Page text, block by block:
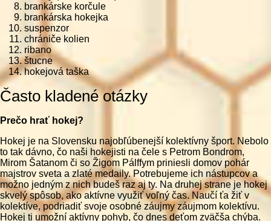
brankárske korčule
brankárska hokejka
suspenzor
chrániče kolien
ribano
štucne
hokejová taška
Často kladené otázky
Prečo hrať hokej?
Hokej je na Slovensku najobľúbenejší kolektívny šport. Nebolo
to tak dávno, čo naši hokejisti na čele s Petrom Bondrom,
Mirom Šatanom či so Žigom Pálffym priniesli domov pohár
majstrov sveta a zlaté medaily. Potrebujeme ich nástupcov a
možno jedným z nich budeš raz aj ty. Na druhej strane je hokej
skvelý spôsob, ako aktívne využiť voľný čas. Naučí ťa žiť v
kolektíve, podriadiť svoje osobné záujmy záujmom kolektívu.
Hokej ti umožní aktívny pohyb, čo dnes deťom zväčša chýba.